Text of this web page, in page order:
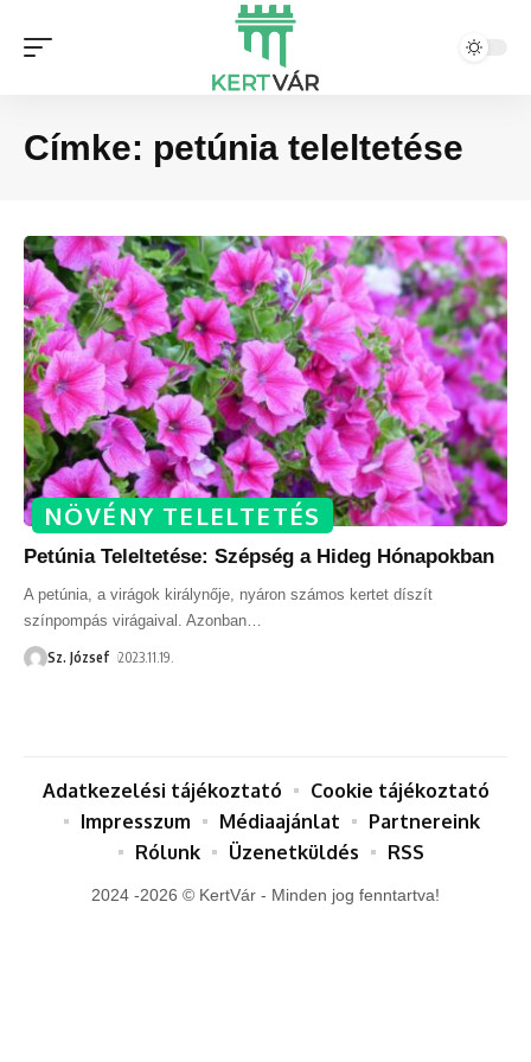
Címke: petúnia teleltetése
NÖVÉNY TELELTETÉS
Petúnia Teleltetése: Szépség a Hideg Hónapokban
A petúnia, a virágok királynője, nyáron számos kertet díszít
színpompás virágaival. Azonban
Sz. József 2023.11.19.
2024 -2026 © KertVár - Minden jog fenntartva!
Adatkezelési tájékoztató
Cookie tájékoztató
Impresszum
Médiaajánlat
Partnereink
Rólunk
Üzenetküldés RSS